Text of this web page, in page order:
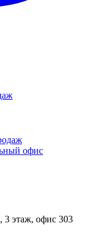
офис
3 этаж, офис 303